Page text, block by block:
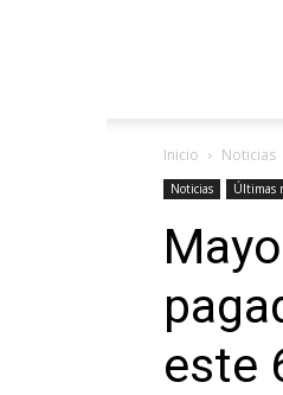
Inicio Noticias
Noticias Últimas
este